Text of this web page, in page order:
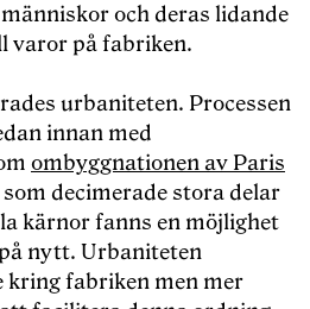
och deras lidande
varor på fabriken.
urbaniteten. Processen
innan med
ombyggnationen av Paris
decimerade stora delar
kärnor fanns en möjlighet
nytt. Urbaniteten
fabriken men mer